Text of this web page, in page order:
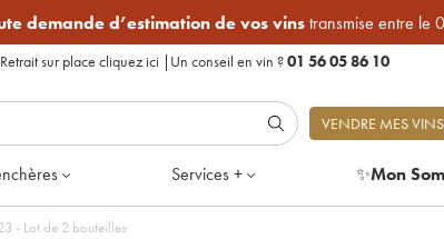
demande d’estimation de vos vinstransmise entre le
Retrait sur place cliquez ici | Un conseil en vin ?01 56 05 86 10
VENDRE MES VINS
Services + ✨Mon
- Lot de 2 bouteilles